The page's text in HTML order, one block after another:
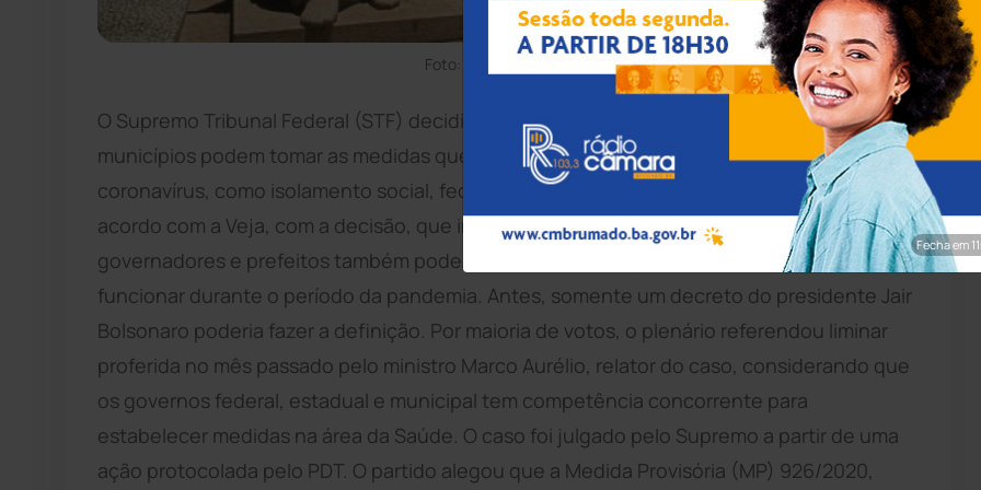
Foto: Orlando Brito/Veja
O Supremo Tribunal Federal (STF) decidiu na tarde desta quarta-feira, 15, que estados e
municípios podem tomar as medidas que acharem necessárias para combater o novo
coronavírus, como isolamento social, fechamento do comércio e outras restrições. De
acordo com a Veja, com a decisão, que impôs um novo revés ao governo Bolsonaro, os
governadores e prefeitos também poderão definir os serviços essenciais que podem
funcionar durante o período da pandemia. Antes, somente um decreto do presidente Jair
Bolsonaro poderia fazer a definição. Por maioria de votos, o plenário referendou liminar
proferida no mês passado pelo ministro Marco Aurélio, relator do caso, considerando que
os governos federal, estadual e municipal tem competência concorrente para
estabelecer medidas na área da Saúde. O caso foi julgado pelo Supremo a partir de uma
ação protocolada pelo PDT. O partido alegou que a Medida Provisória (MP) 926/2020,
Fecha em